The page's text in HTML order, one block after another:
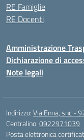
RE Famiglie
RE Docenti
Amministrazione
Dichiarazione di
Note legali
Indirizzo:Via Enna, snc -
Centralino:0922971039
Posta elettronica